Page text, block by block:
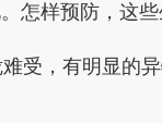
怎样预防，这些
，有明显的异